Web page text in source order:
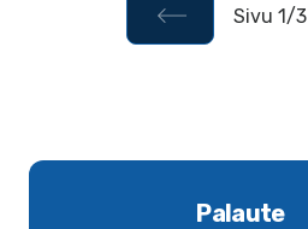
Sivu 1/3
Palaute